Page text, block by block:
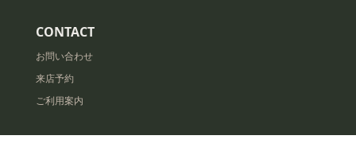
CONTACT
お問い合わせ
来店予約
ご利用案内